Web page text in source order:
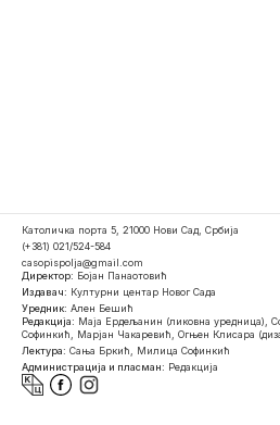
Католичка порта 5, 21000 Нови Сад, Србија
(+381) 021/524-584
casopispolja@gmail.com
Директор: Бојан Панаотовић
Издавач: Културни центар Новог Сада
Уредник: Ален Бешић
Редакција: Маја Ердељанин (ликовна уредница),
Софинкић, Марјан Чакаревић, Огњен Клисара
Лектура: Сања Бркић, Милица Софинкић
Администрација и пласман: Редакција